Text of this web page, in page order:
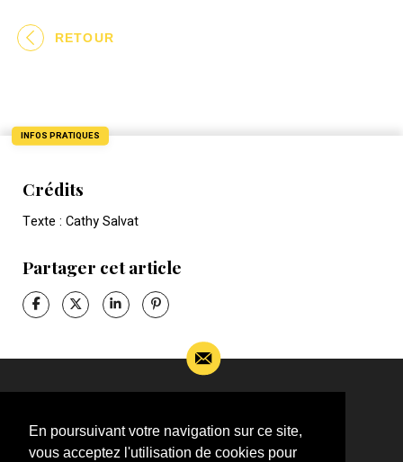
En poursuivant votre navigation sur ce site,
vous acceptez l'utilisation de cookies pour
RETOUR
INFOS PRATIQUES
Crédits
Texte : Cathy Salvat
Partager cet article
complémentaires sur l’actualité de Jean-Jacques
Goldman,